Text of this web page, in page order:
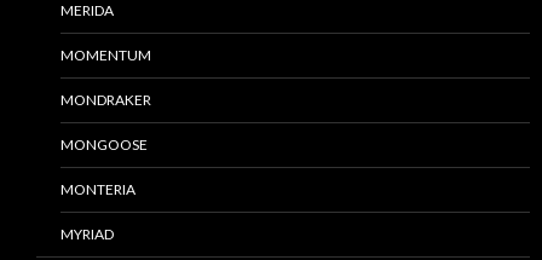
MERIDA
MOMENTUM
MONDRAKER
MONGOOSE
MONTERIA
MYRIAD